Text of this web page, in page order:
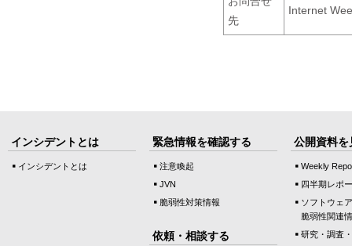
先
Internet
インシデントとは
インシデントとは
緊急情報を確認する
注意喚起
JVN
脆弱性対策情報
依頼・相談する
公開資料を
Weekly
四半期レポ
ソフトウェ
脆弱性関連
研究・調査